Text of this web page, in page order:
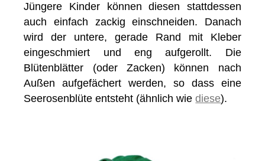
Jüngere Kinder können diesen stattdessen
auch einfach zackig einschneiden. Danach
wird der untere, gerade Rand mit Kleber
eingeschmiert und eng aufgerollt. Die
Blütenblätter (oder Zacken) können nach
Außen aufgefächert werden, so dass eine
Seerosenblüte entsteht (ähnlich wiediese).